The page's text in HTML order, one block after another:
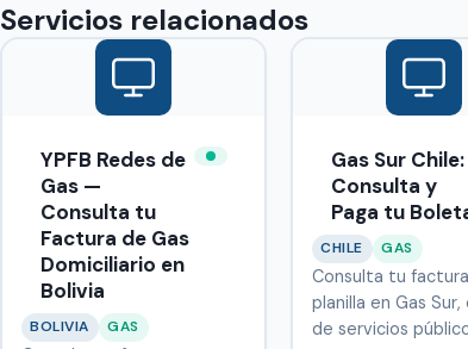
Servicios relacionados
YPFB Redes de
Gas —
Consulta tu
Factura de Gas
Domiciliario en
Bolivia
BOLIVIA GAS
Gas Sur Chile:
Consulta y
Paga tu
CHILE GAS
Consulta tu
planilla en Gas
de servicios